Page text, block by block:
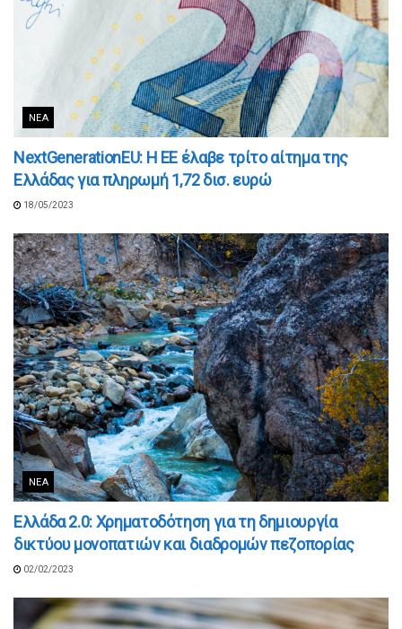
ΝΈΑ
NextGenerationEU: Η EE έλαβε τρίτο αίτημα της
Ελλάδας για πληρωμή 1,72 δισ. ευρώ
18/05/2023
ΝΈΑ
Ελλάδα 2.0: Χρηματοδότηση για τη δημιουργία
δικτύου μονοπατιών και διαδρομών πεζοπορίας
02/02/2023